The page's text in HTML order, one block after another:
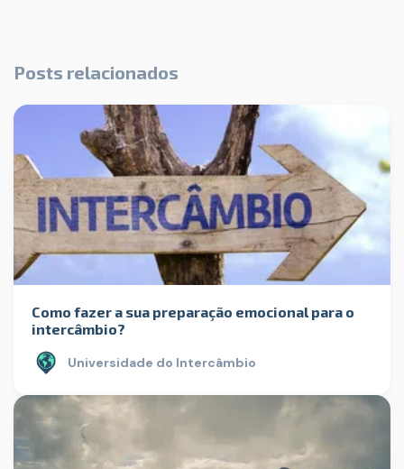
Posts relacionados
Como fazer a sua preparação emocional para o
intercâmbio?
Universidade do Intercâmbio